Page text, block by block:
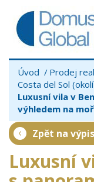
Úvod Prodej
Costa del Sol
Luxusní vila v
výhledem na
Zpět na výpis
Luxusní